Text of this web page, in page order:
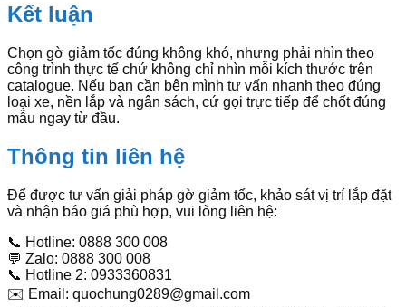
Kết luận
Chọn gờ giảm tốc đúng không khó, nhưng phải nhìn theo
công trình thực tế chứ không chỉ nhìn mỗi kích thước trên
catalogue. Nếu bạn cần bên mình tư vấn nhanh theo đúng
loại xe, nền lắp và ngân sách, cứ gọi trực tiếp để chốt đúng
mẫu ngay từ đầu.
Thông tin liên hệ
Để được tư vấn giải pháp gờ giảm tốc, khảo sát vị trí lắp đặt
và nhận báo giá phù hợp, vui lòng liên hệ:
📞 Hotline: 0888 300 008
💬 Zalo: 0888 300 008
📞 Hotline 2: 0933360831
✉️ Email: quochung0289@gmail.com